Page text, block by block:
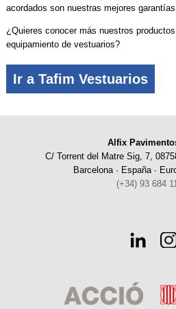
acordados son nuestras mejores garantías
¿Quieres conocer más nuestros
equipamiento de vestuarios?
Ir a Tafim Vestuarios
Alfix
C/ Torrent del Matre Sig, 7,
Barcelona · España ·
(+34) 93 684